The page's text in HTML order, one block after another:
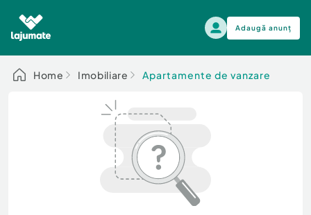
Adaugă anunț
Alege categoria
Auto, moto si ambarcatiuni
Electronice si electrocasnice
Auto, moto si ambarcatiuni
Home Imobiliare Apartamente de vanzare